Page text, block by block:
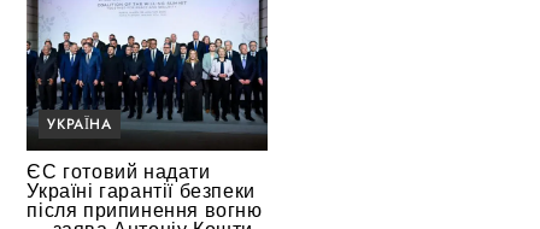
УКРАЇНА
ЄС готовий надати
Україні гарантії безпеки
після припинення вогню